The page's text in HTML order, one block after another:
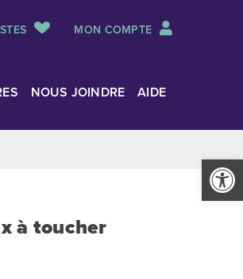
Ouvrir
MON COMPTE
NOUS JOINDRE AIDE
à toucher